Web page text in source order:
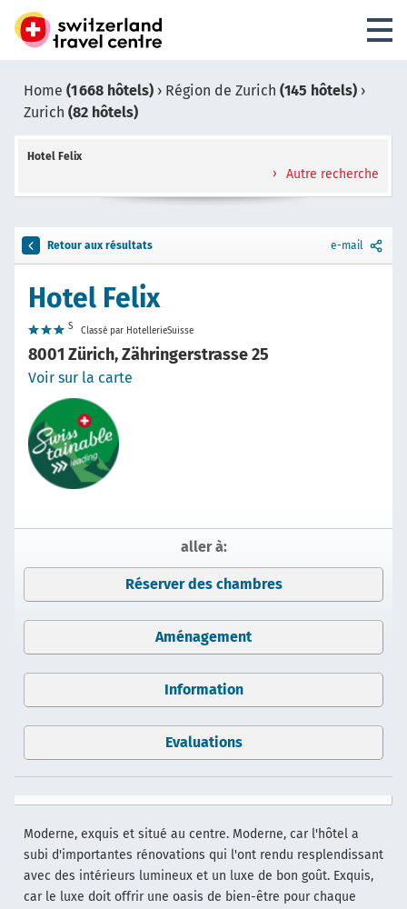
Home (1 668 hôtels) › Région de Zurich (145 hôtels) ›
Zurich (82 hôtels)
Hotel Felix
Autre recherche
Retour aux résultats e-mail
Hotel Felix
S Classé par HotellerieSuisse
8001 Zürich, Zähringerstrasse 25
Voir sur la carte
aller à:
Réserver des chambres
Aménagement
Information
Evaluations
Moderne, exquis et situé au centre. Moderne, car l'hôtel a
subi d'importantes rénovations qui l'ont rendu resplendissant
avec des intérieurs lumineux et un luxe de bon goût. Exquis,
car le luxe doit offrir une oasis de bien-être pour chaque